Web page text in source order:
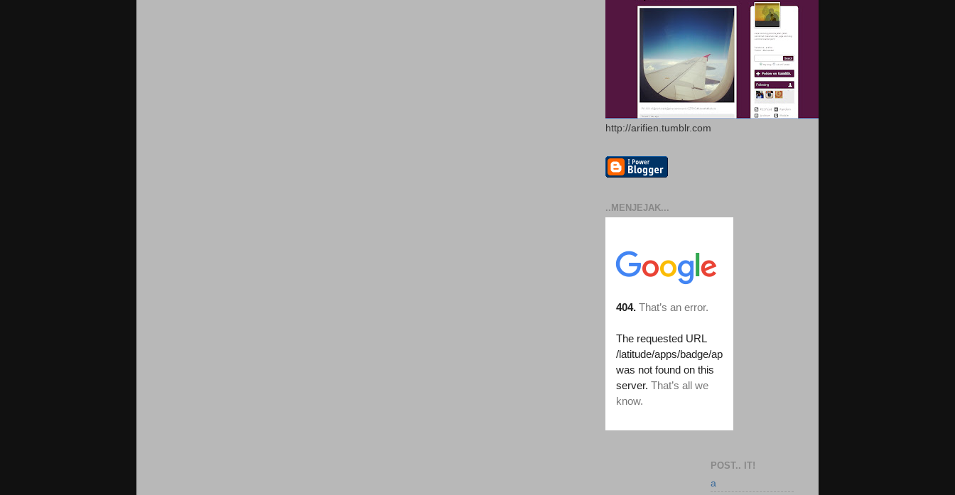
http://arifien.tumblr.com
..MENJEJAK...
POST.. IT!
a